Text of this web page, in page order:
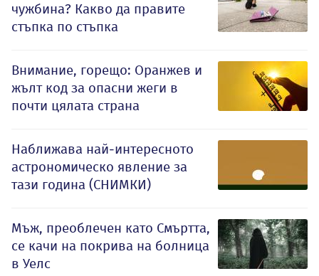
чужбина? Какво да правите
стъпка по стъпка
Внимание, горещо: Оранжев и
жълт код за опасни жеги в
почти цялата страна
Наближава най-интересното
астрономическо явление за
тази година (СНИМКИ)
Мъж, преоблечен като Смъртта,
се качи на покрива на болница
в Уелс